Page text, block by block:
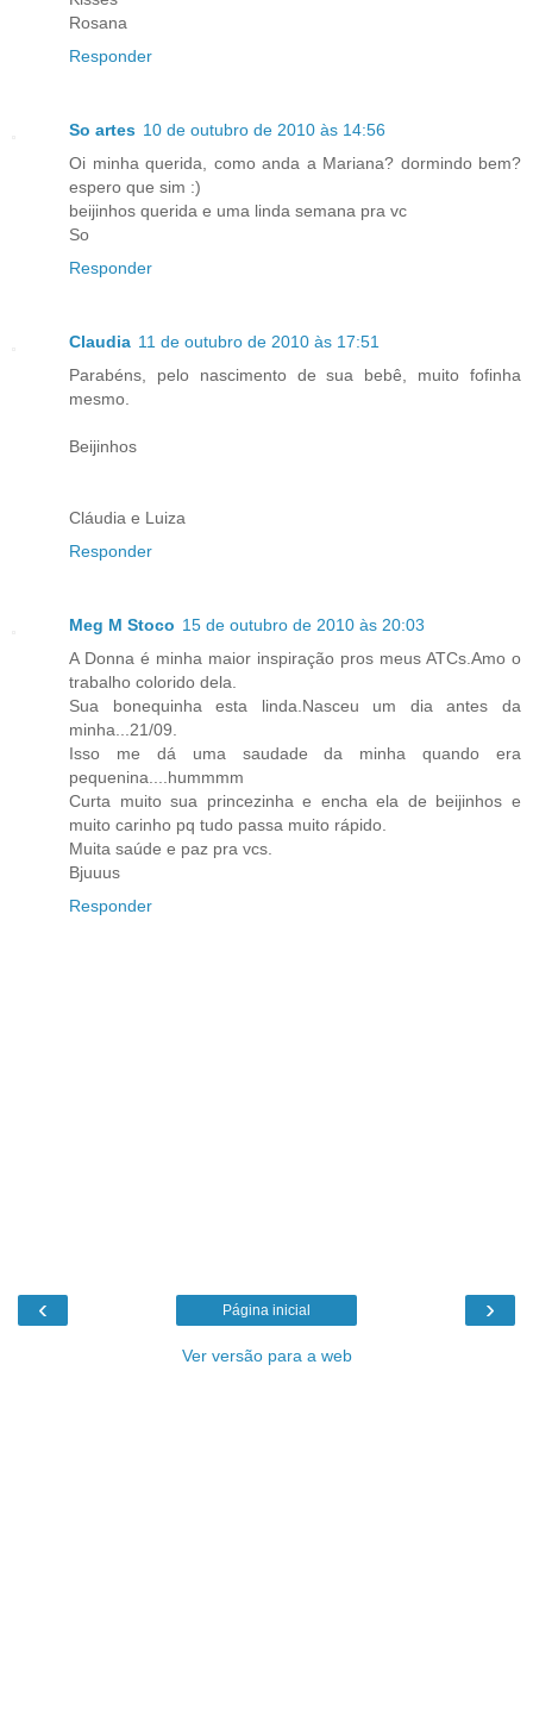
Rosana
Responder
So artes 10 de outubro de 2010 às 14:56
Oi minha querida, como anda a Mariana? dormindo bem?
espero que sim :)
beijinhos querida e uma linda semana pra vc
So
Responder
Claudia 11 de outubro de 2010 às 17:51
Parabéns, pelo nascimento de sua bebê, muito fofinha
mesmo.
Beijinhos
Cláudia e Luiza
Responder
Meg M Stoco 15 de outubro de 2010 às 20:03
A Donna é minha maior inspiração pros meus ATCs.Amo o
trabalho colorido dela.
Sua bonequinha esta linda.Nasceu um dia antes da
minha...21/09.
Isso me dá uma saudade da minha quando era
pequenina....hummmm
Curta muito sua princezinha e encha ela de beijinhos e
muito carinho pq tudo passa muito rápido.
Muita saúde e paz pra vcs.
Bjuuus
Responder
‹ ›
Página inicial
Ver versão para a web